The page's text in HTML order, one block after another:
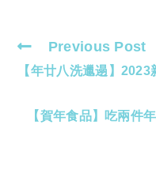
Read
more
Previous Post
【年廿八洗邋遢】
【賀年食品】吃兩件